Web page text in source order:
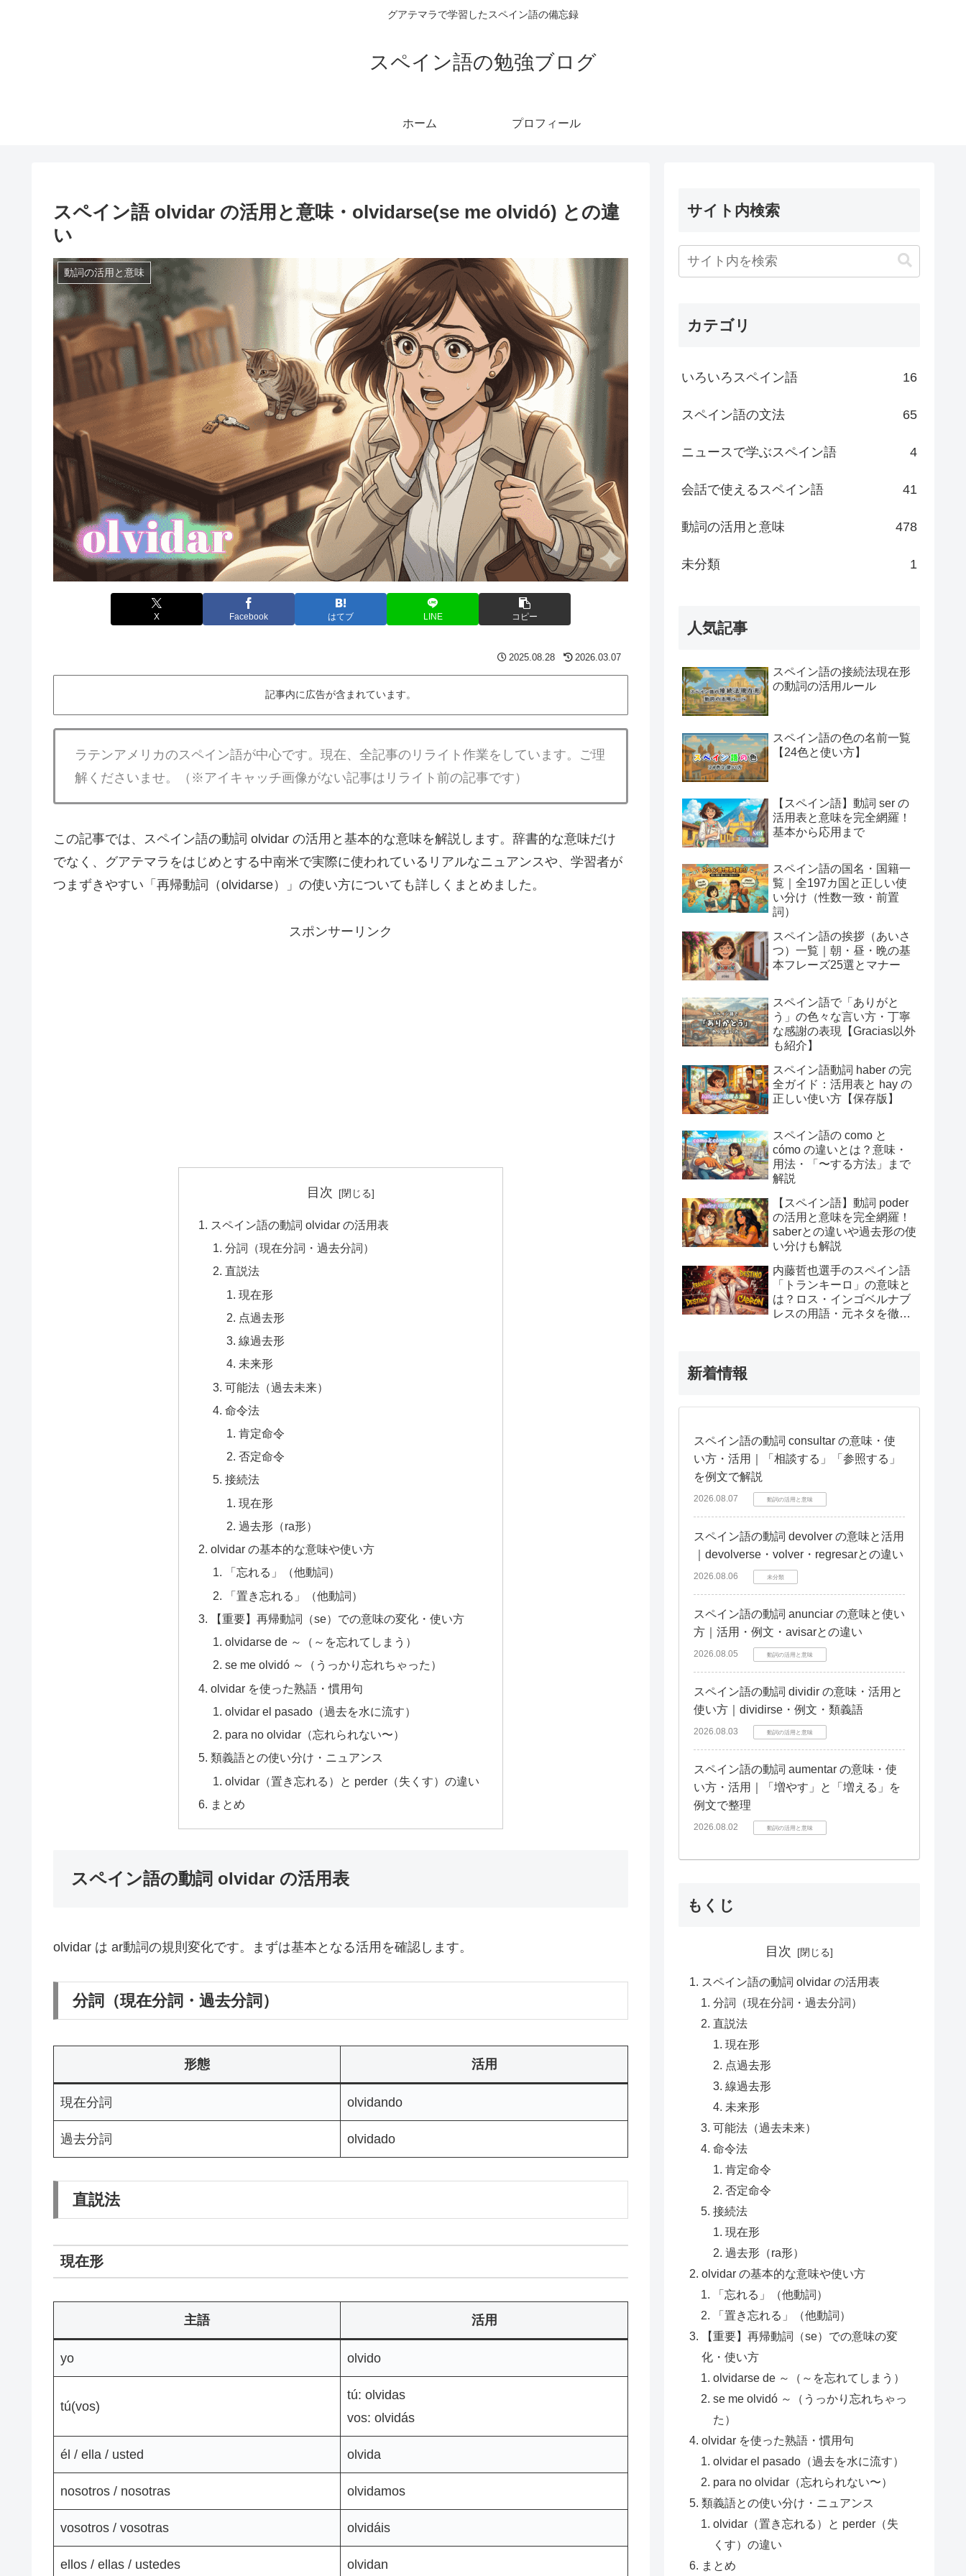
グアテマラで学習したスペイン語の備忘録
スペイン語の勉強ブログ
ホーム プロフィール
スペイン語 olvidar の活用と意味・olvidarse(se me olvidó) との違
い
動詞の活用と意味
X Facebook はてブ LINE コピー
2025.08.28 2026.03.07
記事内に広告が含まれています。
ラテンアメリカのスペイン語が中心です。現在、全記事のリライト作業をしています。ご理
解くださいませ。（※アイキャッチ画像がない記事はリライト前の記事です）
この記事では、スペイン語の動詞 olvidar の活用と基本的な意味を解説します。辞書的な意味だけ
でなく、グアテマラをはじめとする中南米で実際に使われているリアルなニュアンスや、学習者が
つまずきやすい「再帰動詞（olvidarse）」の使い方についても詳しくまとめました。
スポンサーリンク
目次
スペイン語の動詞 olvidar の活用表
分詞（現在分詞・過去分詞）
直説法
現在形
点過去形
線過去形
未来形
可能法（過去未来）
命令法
肯定命令
否定命令
接続法
現在形
過去形（ra形）
olvidar の基本的な意味や使い方
「忘れる」（他動詞）
「置き忘れる」（他動詞）
【重要】再帰動詞（se）での意味の変化・使い方
olvidarse de ～（～を忘れてしまう）
se me olvidó ～（うっかり忘れちゃった）
olvidar を使った熟語・慣用句
olvidar el pasado（過去を水に流す）
para no olvidar（忘れられない〜）
類義語との使い分け・ニュアンス
olvidar（置き忘れる）と perder（失くす）の違い
まとめ
スペイン語の動詞 olvidar の活用表
olvidar は ar動詞の規則変化です。まずは基本となる活用を確認します。
分詞（現在分詞・過去分詞）
形態 活用
現在分詞 olvidando
過去分詞 olvidado
直説法
現在形
主語 活用
yo olvido
tú(vos)
tú: olvidas
vos: olvidás
él / ella / usted olvida
nosotros / nosotras olvidamos
vosotros / vosotras olvidáis
ellos / ellas / ustedes olvidan
サイト内検索
カテゴリ
いろいろスペイン語 16
スペイン語の文法 65
ニュースで学ぶスペイン語 4
会話で使えるスペイン語 41
動詞の活用と意味 478
未分類 1
人気記事
スペイン語の接続法現在形
の動詞の活用ルール
スペイン語の色の名前一覧
【24色と使い方】
【スペイン語】動詞 ser の
活用表と意味を完全網羅！
基本から応用まで
スペイン語の国名・国籍一
覧｜全197カ国と正しい使
い分け（性数一致・前置
詞）
スペイン語の挨拶（あいさ
つ）一覧｜朝・昼・晩の基
本フレーズ25選とマナー
スペイン語で「ありがと
う」の色々な言い方・丁寧
な感謝の表現【Gracias以外
も紹介】
スペイン語動詞 haber の完
全ガイド：活用表と hay の
正しい使い方【保存版】
スペイン語の como と
cómo の違いとは？意味・
用法・「〜する方法」まで
解説
【スペイン語】動詞 poder
の活用と意味を完全網羅！
saberとの違いや過去形の使
い分けも解説
内藤哲也選手のスペイン語
「トランキーロ」の意味と
は？ロス・インゴベルナブ
レスの用語・元ネタを徹底
新着情報
スペイン語の動詞 consultar の意味・使
い方・活用｜「相談する」「参照する」
を例文で解説
2026.08.07 動詞の活用と意味
スペイン語の動詞 devolver の意味と活用
｜devolverse・volver・regresarとの違い
2026.08.06 未分類
スペイン語の動詞 anunciar の意味と使い
方｜活用・例文・avisarとの違い
2026.08.05 動詞の活用と意味
スペイン語の動詞 dividir の意味・活用と
使い方｜dividirse・例文・類義語
2026.08.03 動詞の活用と意味
スペイン語の動詞 aumentar の意味・使
い方・活用｜「増やす」と「増える」を
例文で整理
2026.08.02 動詞の活用と意味
もくじ
目次
スペイン語の動詞 olvidar の活用表
分詞（現在分詞・過去分詞）
直説法
現在形
点過去形
線過去形
未来形
可能法（過去未来）
命令法
肯定命令
否定命令
接続法
現在形
過去形（ra形）
olvidar の基本的な意味や使い方
「忘れる」（他動詞）
「置き忘れる」（他動詞）
【重要】再帰動詞（se）での意味の変
化・使い方
olvidarse de ～（～を忘れてしまう）
se me olvidó ～（うっかり忘れちゃっ
た）
olvidar を使った熟語・慣用句
olvidar el pasado（過去を水に流す）
para no olvidar（忘れられない〜）
類義語との使い分け・ニュアンス
olvidar（置き忘れる）と perder（失
くす）の違い
まとめ